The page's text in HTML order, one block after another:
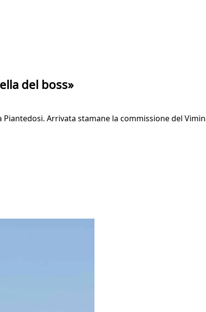
del boss»
Arrivata stamane la commissione del